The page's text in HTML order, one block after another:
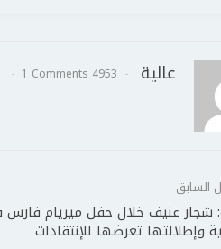
عالية 4953 Posts
1 Comments
السابق
شجار عنيف خلال حفل ميريام
وإطلالتها تعرضها للإنتقادات